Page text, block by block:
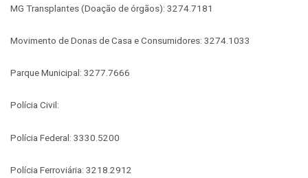
MG Transplantes (Doação de órgãos): 3274.7181
Movimento de Donas de Casa e Consumidores: 3274.1033
Parque Municipal: 3277.7666
Polícia Civil:
Polícia Federal: 3330.5200
Polícia Ferroviária: 3218.2912